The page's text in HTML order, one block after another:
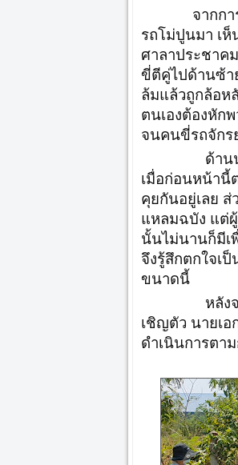
จากก
รถโม่ปูนมา เ
ศาลาประชาค
ขี่ตีคู่ไปด้านซ้า
ล้มแล้วถูกล้อห
ตนเองต้องหัก
จนคนขี่รถจักร
ด้านนางห
เมื่อก่อนหน้านี้
คุยกันอยู่เลย
แหลมฉบัง แต่
นั้นไม่นานก็มีเ
จึงรู้สึกตกใจเ
ขนาดนี้
หลังจากนี้เ
เชิญตัว นายเอ
ดำเนินการตา